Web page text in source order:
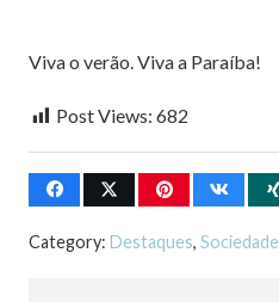
Viva o verão. Viva a Paraíba!
Post Views: 682
Category: Destaques, Sociedade